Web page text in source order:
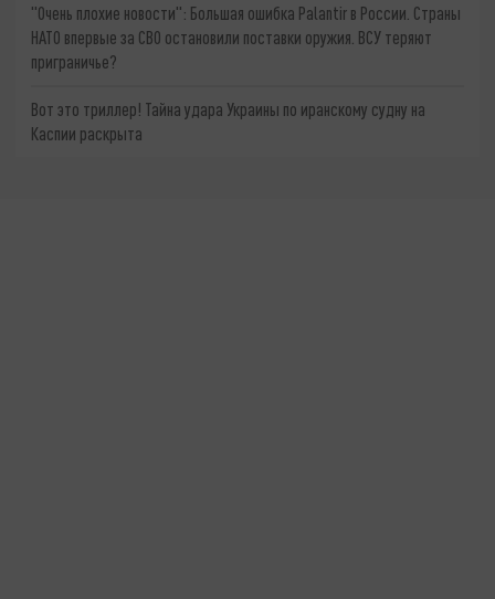
"Очень плохие новости": Большая ошибка Palantir в России. Страны
НАТО впервые за СВО остановили поставки оружия. ВСУ теряют
приграничье?
Вот это триллер! Тайна удара Украины по иранскому судну на
Каспии раскрыта